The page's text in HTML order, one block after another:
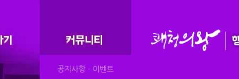
공지사항ㆍ이벤트